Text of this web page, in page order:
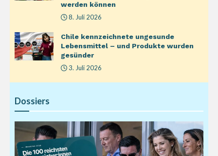
werden können
8. Juli 2026
Chile kennzeichnete ungesunde
Lebensmittel – und Produkte wurden
gesünder
3. Juli 2026
Dossiers